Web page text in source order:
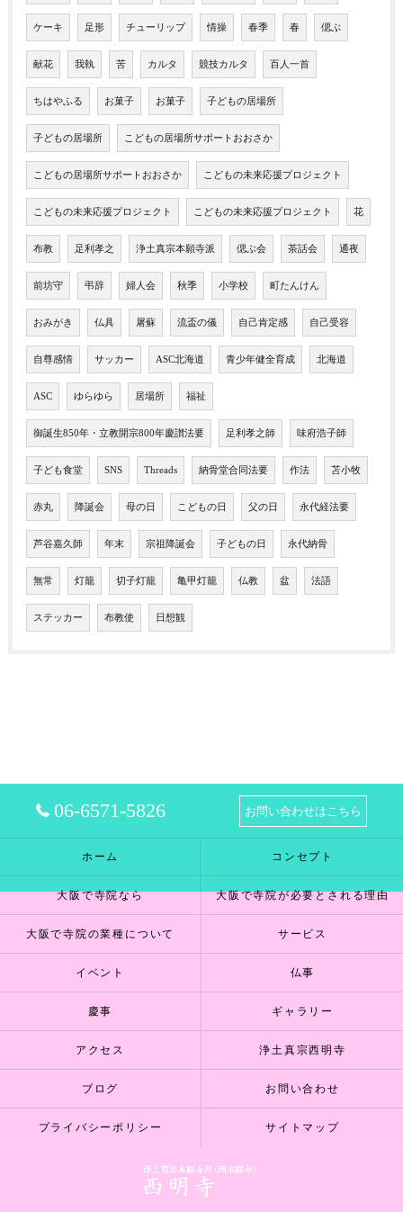
ケーキ 足形 チューリップ 情操 春季 春 偲ぶ
献花 我執 苦 カルタ 競技カルタ 百人一首
ちはやふる お菓子 お菓子 子どもの居場所
子どもの居場所 こどもの居場所サポートおおさか
こどもの居場所サポートおおさか こどもの未来応援プロジェクト
こどもの未来応援プロジェクト こどもの未来応援プロジェクト 花
布教 足利孝之 浄土真宗本願寺派 偲ぶ会 茶話会 通夜
前坊守 弔辞 婦人会 秋季 小学校 町たんけん
おみがき 仏具 屠蘇 流盃の儀 自己肯定感 自己受容
自尊感情 サッカー ASC北海道 青少年健全育成 北海道
ASC ゆらゆら 居場所 福祉
御誕生850年・立教開宗800年慶讃法要 足利孝之師 味府浩子師
子ども食堂 SNS Threads 納骨堂合同法要 作法 苫小牧
赤丸 降誕会 母の日 こどもの日 父の日 永代経法要
芦谷嘉久師 年末 宗祖降誕会 子どもの日 永代納骨
無常 灯籠 切子灯籠 亀甲灯籠 仏教 盆 法語
ステッカー 布教使 日想観
06-6571-5826 お問い合わせはこちら
ホーム コンセプト
大阪で寺院なら 大阪で寺院が必要とされる理由
大阪で寺院の業種について サービス
イベント 仏事
慶事 ギャラリー
アクセス 浄土真宗西明寺
ブログ お問い合わせ
プライバシーポリシー サイトマップ